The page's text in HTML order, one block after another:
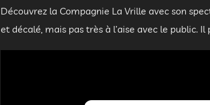
Découvrez la Compagnie La Vrille avec son
et décalé, mais pas très à l’aise avec le public.